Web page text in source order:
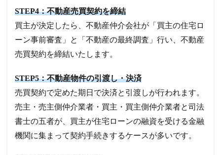
STEP4：不動産売買契約を締結
買主が決定したら、不動産仲介会社が「買主の住宅ロ
ーン事前審査」と「不動産の最終調査」行い、不動産
売買契約を締結いたします。
STEP5：不動産物件の引渡し・決済
売買契約で定めた期日で決済と引渡しが行われます。
売主・売主側仲介業者・買主・買主側仲介業者と司法
書士の五者が、買主が住宅ローンの融資を受ける金融
機関に集まって契約手続きするケースが多いです。